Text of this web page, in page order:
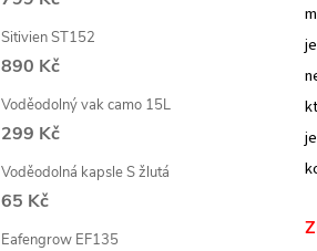
Sitivien ST152
890 Kč
Voděodolný vak camo 15L
299 Kč
Voděodolná kapsle S žlutá
65 Kč
Eafengrow EF135